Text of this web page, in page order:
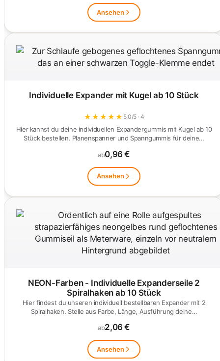
Ansehen
Individuelle Expander mit Kugel ab 10 Stück
★ ★ ★ ★ ★ 5,0/5 · 4
Hier kannst du deine individuellen Expandergummis mit Kugel ab 10
Stück bestellen. Planenspanner und Spanngummis für deine…
ab0,96 €
Ansehen
NEON-Farben - Individuelle Expanderseile 2
Spiralhaken ab 10 Stück
Hier findest du unseren individuell bestellbaren Expander mit 2
Spiralhaken. Stelle aus Farbe, Länge, Ausführung deine…
ab2,06 €
Ansehen